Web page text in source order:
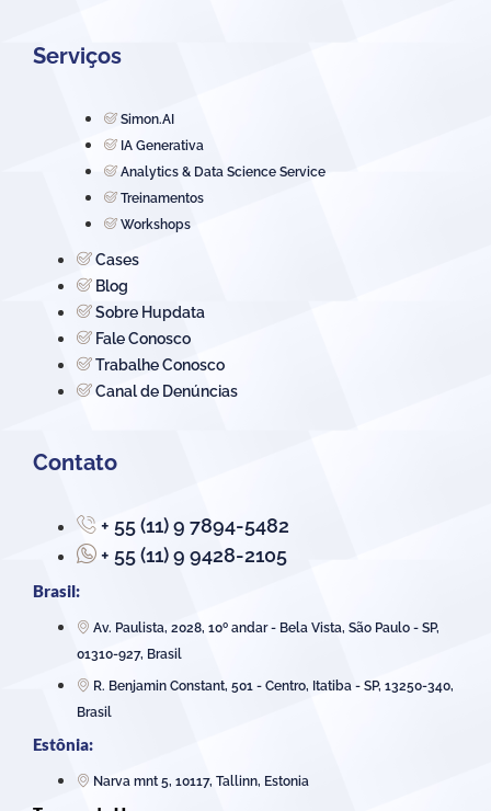
Serviços
Simon.AI
IA Generativa
Analytics & Data Science Service
Treinamentos
Workshops
Cases
Blog
Sobre Hupdata
Fale Conosco
Trabalhe Conosco
Canal de Denúncias
Contato
+ 55 (11) 9 7894-5482
+ 55 (11) 9 9428-2105
Brasil:
Av. Paulista, 2028, 10º andar - Bela Vista, São Paulo - SP,
01310-927, Brasil
R. Benjamin Constant, 501 - Centro, Itatiba - SP, 13250-340,
Brasil
Estônia:
Narva mnt 5, 10117, Tallinn, Estonia